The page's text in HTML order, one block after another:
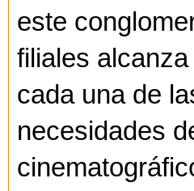
este
filiales
cada una de
necesidades